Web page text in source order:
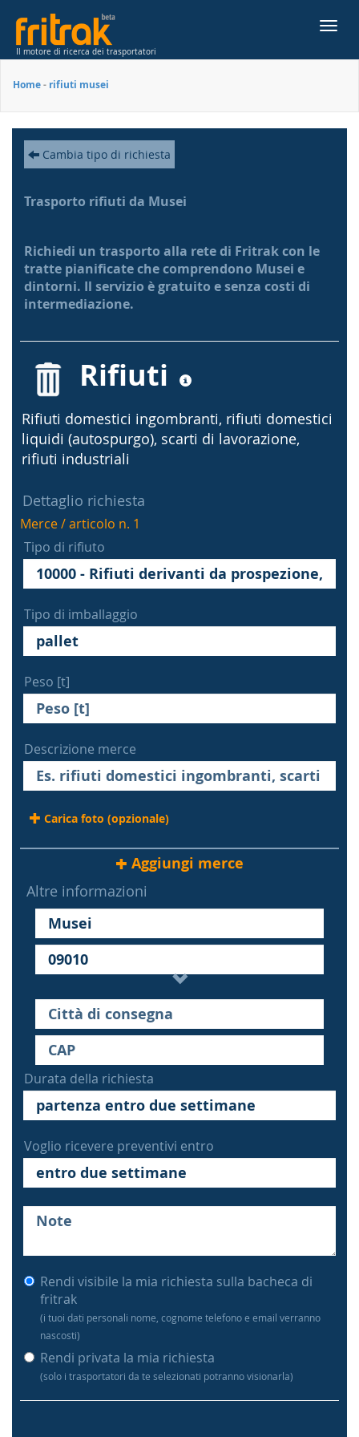
Il motore di ricerca dei trasportatori
Home- rifiuti musei
Cambia tipo di richiesta
Trasporto rifiuti da Musei
Richiedi un trasporto alla rete di Fritrak con le
tratte pianificate che comprendono Musei e
dintorni. Il servizio è gratuito e senza costi di
intermediazione.
Rifiuti
Rifiuti domestici ingombranti, rifiuti domestici
liquidi (autospurgo), scarti di lavorazione,
rifiuti industriali
Dettaglio richiesta
Merce / articolo n. 1
Tipo di rifiuto
Tipo di imballaggio
Peso [t]
Descrizione merce
Carica foto (opzionale)
Aggiungi merce
Altre informazioni
Durata della richiesta
Voglio ricevere preventivi entro
Rendi visibile la mia richiesta sulla bacheca di
fritrak
(i tuoi dati personali nome, cognome telefono e email verranno
nascosti)
Rendi privata la mia richiesta
(solo i trasportatori da te selezionati potranno visionarla)